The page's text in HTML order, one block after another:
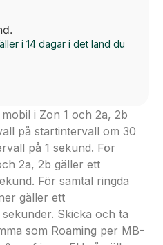
i 14 dagar i det land du
i Zon 1 och 2a, 2b
på startintervall om 30
på 1 sekund. För
2a, 2b gäller ett
För samtal ringda
gäller ett
Skicka och ta
som Roaming per MB-